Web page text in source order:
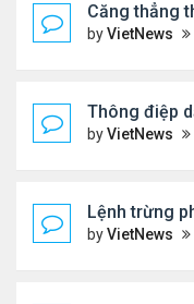
Căng thẳng
byVietNews
Thông điệp
byVietNews
Lệnh trừng
byVietNews